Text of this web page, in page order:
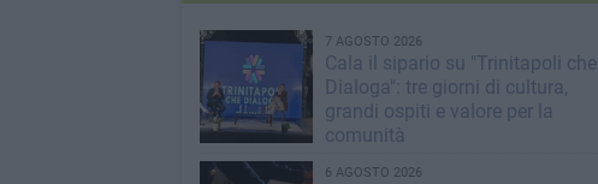
7 AGOSTO 2026
Cala il sipario su "Trinitapoli che
Dialoga": tre giorni di cultura,
grandi ospiti e valore per la
comunità
6 AGOSTO 2026